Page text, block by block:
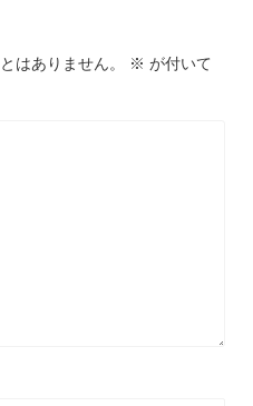
はありません。 ※ が付いて